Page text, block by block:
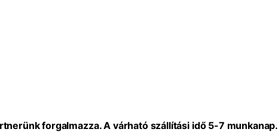
forgalmazza. A várható szállítási idő 5-7 munkanap.